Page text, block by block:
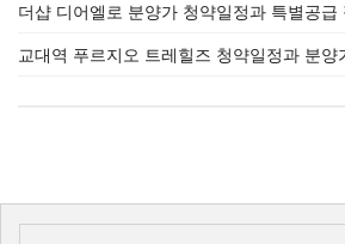
더샵 디어엘로 분양가 청약일정과 특별공급
교대역 푸르지오 트레힐즈 청약일정과 분양